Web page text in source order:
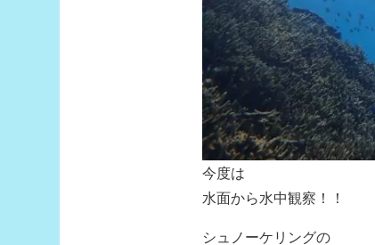
今度は
水面から水中観察！！
シュノーケリングの